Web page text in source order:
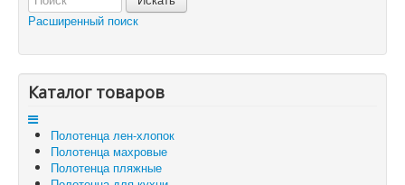
Вы здесь: Главная
Расширенный поиск
Каталог товаров
Полотенца лен-хлопок
Полотенца махровые
Полотенца пляжные